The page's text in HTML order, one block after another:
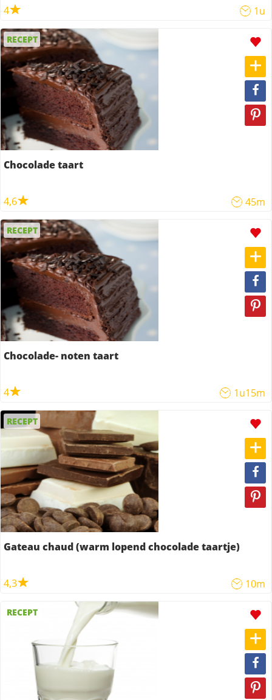
4 1u
RECEPT
Chocolade taart
4,6 45m
RECEPT
Chocolade- noten taart
4 1u15m
RECEPT
Gateau chaud (warm lopend chocolade taartje)
4,3 10m
RECEPT